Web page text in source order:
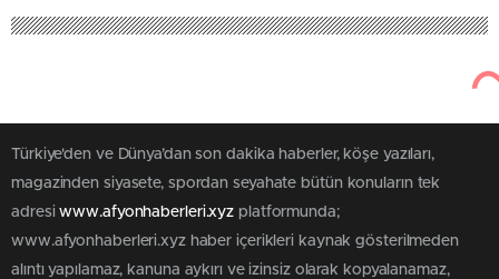
Türkiye'den ve Dünya’dan son dakika haberler, köşe yazıları,
magazinden siyasete, spordan seyahate bütün konuların tek
adresiwww.afyonhaberleri.xyz platformunda;
www.afyonhaberleri.xyz haber içerikleri kaynak gösterilmeden
alıntı yapılamaz, kanuna aykırı ve izinsiz olarak kopyalanamaz,